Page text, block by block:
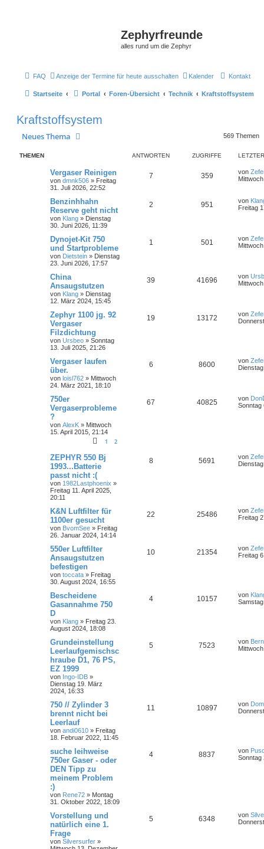
Zephyrfreunde
alles rund um die Zephyr
FAQ Anzeige der Termine für heute ausschalten Kalender Kontakt
Startseite Portal Foren-Übersicht Technik Kraftstoffsystem
Kraftstoffsystem
Neues Thema 569 Themen
THEMEN ANTWORTEN ZUGRIFFE
Vergaser Reinigen
von dmnk506 » Freitag
31. Juli 2026, 22:52
7 359 von
Benzinhhahn
Reserve geht nicht
von Klang » Dienstag
30. Juni 2026, 11:39
2 951 von
Freitag
Dynojet-Kit 750
und Startprobleme
von Dietstein » Dienstag
23. Juni 2026, 17:57
1 501 von
China
Ansaugstutzen
von Klang » Dienstag
12. März 2024, 15:45
39 41696 von
Zephyr 1100 jg. 92
Vergaser
Filzdichtung
von Ursbeo » Sonntag
13. Juli 2025, 21:26
19 13172 von
Vergaser laufen
über.
von loisl762 » Mittwoch
24. März 2021, 18:10
6 8600 von
750er
Vergaserprobleme
?
von AlexK » Mittwoch
15. April 2015, 21:14
1 2
67 40825 von
Sonntag
ZEPHYR 550 Bj
1993...Batterie
passt nicht :(
von 1982Lastphoenix »
Freitag 11. April 2025,
20:11
8 5691 von
K&N Luftfilter für
1100er gesucht
von BvomSee » Freitag
26. Januar 2024, 14:14
22 25486 von
Freitag
550er Luftfilter
Ansaugstutzen
befestigen
von toccata » Freitag
30. August 2024, 16:55
10 21354 von
Freitag
Bescheidene
Gasannahme 750
D
von Klang » Freitag 23.
August 2024, 18:08
4 10157 von
Grundeinstellung
Leerlaufgemischsc
hraube D1, 76 PS,
EZ 1999
von Ingo-IDB »
Dienstag 19. März
2024, 16:33
5 7523 von
750 // Zylinder 3
brennt nicht bei
Leerlauf
von andi0610 » Freitag
18. Februar 2022, 11:45
11 10897 von
suche leihweise
750er Gaser - oder
DEN Tipp zu
meinem Problem
:)
von Rene72 » Montag
31. Oktober 2022, 18:09
4 8837 von
Sonntag
Vorstellung und
natürlich eine 1.
Frage
von Silversurfer »
5 6348 von